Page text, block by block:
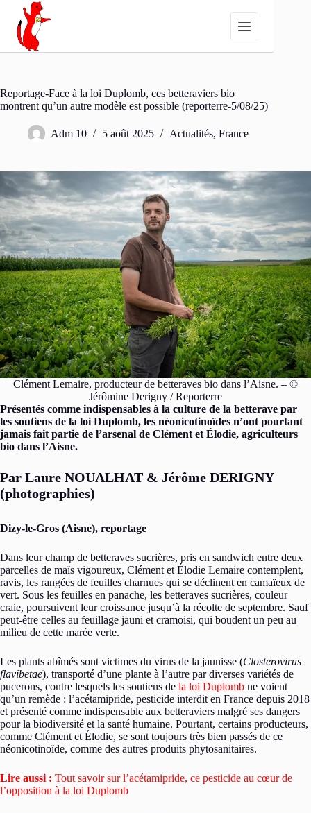
Passer
contenu
Reportage-Face à la loi Duplomb, ces betteraviers bio
montrent qu’un autre modèle est possible (reporterre-5/08/25)
Adm 10 5 août 2025 Actualités, France
Clément Lemaire, producteur de betteraves bio dans l’Aisne. – ©
Jérômine Derigny / Reporterre
Présentés comme indispensables à la culture de la betterave par
les soutiens de la loi Duplomb, les néonicotinoïdes n’ont pourtant
jamais fait partie de l’arsenal de Clément et Élodie, agriculteurs
bio dans l’Aisne.
Par Laure NOUALHAT & Jérôme DERIGNY
(photographies)
Dizy-le-Gros (Aisne), reportage
Dans leur champ de betteraves sucrières, pris en sandwich entre deux
parcelles de maïs vigoureux, Clément et Élodie Lemaire contemplent,
ravis, les rangées de feuilles charnues qui se déclinent en camaïeux de
vert. Sous les feuilles en panache, les betteraves sucrières, couleur
craie, poursuivent leur croissance jusqu’à la récolte de septembre. Sauf
peut-être celles au feuillage jauni et cramoisi, qui boudent un peu au
milieu de cette marée verte.
Les plants abîmés sont victimes du virus de la jaunisse (Closterovirus
flavibetae), transporté d’une plante à l’autre par diverses variétés de
pucerons, contre lesquels les soutiens de la loi Duplomb ne voient
qu’un remède : l’acétamipride, pesticide interdit en France depuis 2018
et présenté comme indispensable aux betteraviers malgré ses dangers
pour la biodiversité et la santé humaine. Pourtant, certains producteurs,
comme Clément et Élodie, se sont toujours très bien passés de ce
néonicotinoïde, comme des autres produits phytosanitaires.
Lire aussi : Tout savoir sur l’acétamipride, ce pesticide au cœur de
l’opposition à la loi Duplomb